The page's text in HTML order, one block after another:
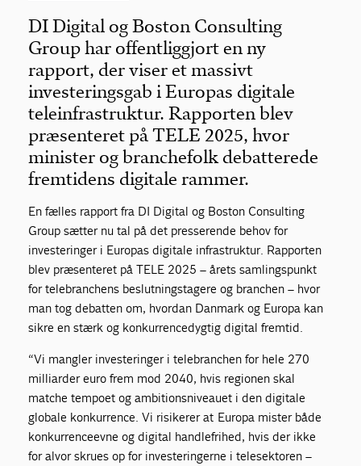
DI Digital og Boston Consulting
Group har offentliggjort en ny
rapport, der viser et massivt
investeringsgab i Europas digitale
teleinfrastruktur. Rapporten blev
præsenteret på TELE 2025, hvor
minister og branchefolk debatterede
fremtidens digitale rammer.
En fælles rapport fra DI Digital og Boston Consulting
Group sætter nu tal på det presserende behov for
investeringer i Europas digitale infrastruktur. Rapporten
blev præsenteret på TELE 2025 – årets samlingspunkt
for telebranchens beslutningstagere og branchen – hvor
man tog debatten om, hvordan Danmark og Europa kan
sikre en stærk og konkurrencedygtig digital fremtid.
“Vi mangler investeringeri telebranchenfor hele 270
milliarder euro frem mod 2040, hvis regionen skal
matche tempoet og ambitionsniveauet i den digitale
globale konkurrence. Vi risikerer at Europa misterbåde
konkurrenceevne og digital handlefrihed, hvis der ikke
for alvor skrues op for investeringerne i telesektoren –